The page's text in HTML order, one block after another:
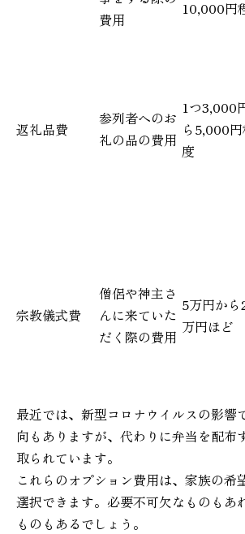
費用
10,000円
返礼品費
参列者へのお
礼の品の費用
1つ3,000
ら5,000
度
宗教儀式費
僧侶や神主さ
んに来ていた
だく際の費用
5万円から
万円ほど
最近では、新型コロナウイルスの影響
向もありますが、代わりに弁当を配布
取られています。
これらのオプション費用は、家族の希
選択できます。必要不可欠なものもあ
ものもあるでしょう。